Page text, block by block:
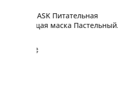
Macadamia
макадамии для